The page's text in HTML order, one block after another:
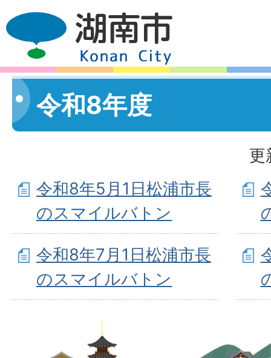
令和8年度
更
令和8年5月1日松浦市長
のスマイルバトン
令和8年7月1日松浦市長
のスマイルバトン